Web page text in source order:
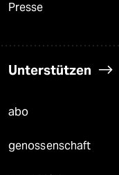
Presse
Unterstützen
abo
genossenschaft